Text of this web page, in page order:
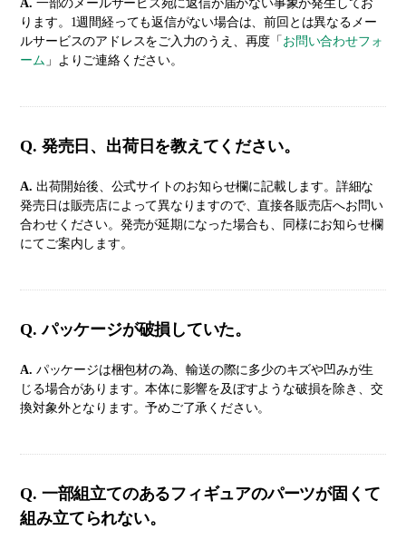
A. 一部のメールサービス宛に返信が届かない事象が発生してお
ります。1週間経っても返信がない場合は、前回とは異なるメー
ルサービスのアドレスをご入力のうえ、再度「 お問い合わせフォ
ーム 」よりご連絡ください。
Q. 発売日、出荷日を教えてください。
A. 出荷開始後、公式サイトのお知らせ欄に記載します。詳細な
発売日は販売店によって異なりますので、直接各販売店へお問い
合わせください。発売が延期になった場合も、同様にお知らせ欄
にてご案内します。
Q. パッケージが破損していた。
A. パッケージは梱包材の為、輸送の際に多少のキズや凹みが生
じる場合があります。本体に影響を及ぼすような破損を除き、交
換対象外となります。予めご了承ください。
Q. 一部組立てのあるフィギュアのパーツが固くて
組み立てられない。